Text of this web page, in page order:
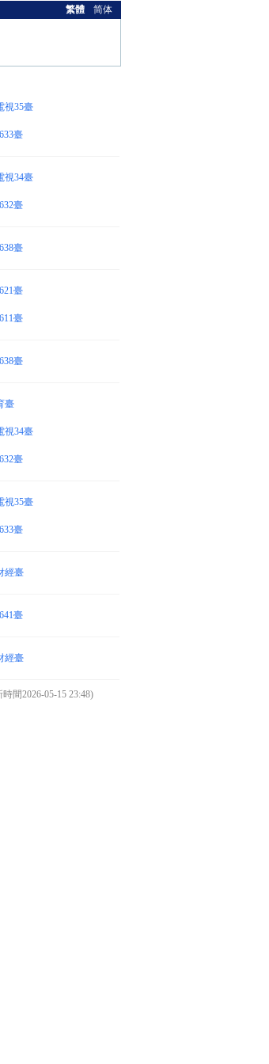
繁體 简体
視35臺
臺
視34臺
臺
臺
臺
臺
臺
臺
視34臺
臺
視35臺
臺
經臺
臺
經臺
間2026-05-15 23:48)